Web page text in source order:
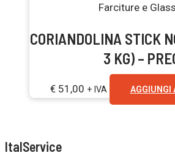
Farciture e
CORIANDOLINA STICK
3 KG) –
€51,00 + IVA AGGIUNGI
ItalService